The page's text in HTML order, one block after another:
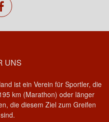
facebook
UNS
ist ein Verein für Sportler, die
km (Marathon) oder länger
die diesem Ziel zum Greifen